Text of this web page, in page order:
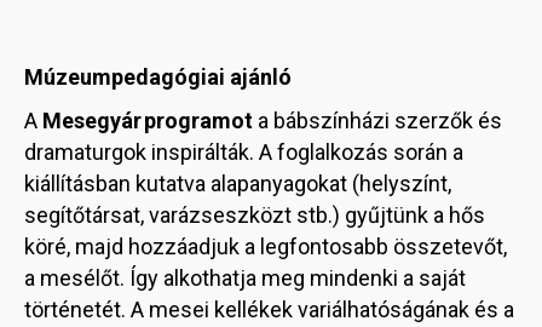
Múzeumpedagógiai ajánló
A Mesegyárprogramot a bábszínházi szerzők és
dramaturgok inspirálták. A foglalkozás során a
kiállításban kutatva alapanyagokat (helyszínt,
segítőtársat, varázseszközt stb.) gyűjtünk a hős
köré, majd hozzáadjuk a legfontosabb összetevőt,
a mesélőt. Így alkothatja meg mindenki a saját
történetét. A mesei kellékek variálhatóságának és a